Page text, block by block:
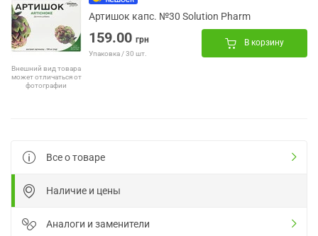
Внешний вид товара
может отличаться от
фотографии
Артишок капс. №30 Solution Pharm
159.00 грн
Упаковка / 30 шт.
В корзину
Все о товаре
Наличие и цены
Аналоги и заменители